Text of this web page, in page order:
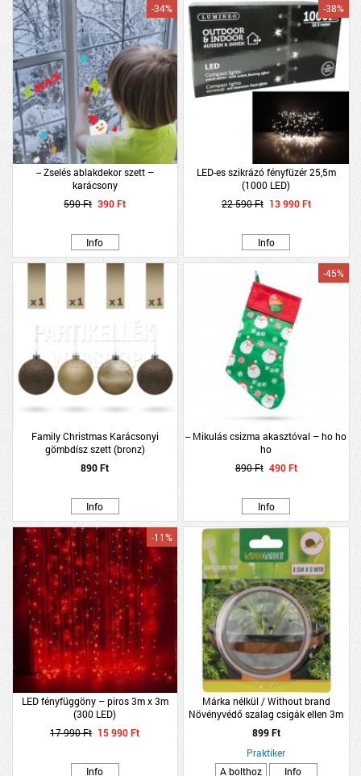
-- Zselés ablakdekor szett –
karácsony
-34%
590 Ft 390 Ft
Info
LED-es szikrázó fényfüzér 25,5m
(1000 LED)
-38%
22 590 Ft 13 990 Ft
Info
Family Christmas Karácsonyi
gömbdísz szett (bronz)
890 Ft
Info
-- Mikulás csizma akasztóval – ho ho
ho
-45%
890 Ft 490 Ft
Info
LED fényfüggöny – piros 3m x 3m
(300 LED)
-11%
17 990 Ft 15 990 Ft
Info
Márka nélkül / Without brand
Növényvédő szalag csigák ellen 3m
rose gold
899 Ft
Praktiker
A bolthoz
Info